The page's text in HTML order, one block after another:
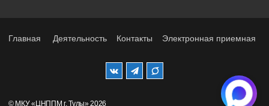
Главная Деятельность Контакты Электронная приемная
© МКУ «ЦНППМ г. Тулы» 2026